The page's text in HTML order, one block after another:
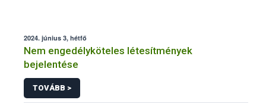
2024. június 3, hétfő
Nem engedélyköteles létesítmények
bejelentése
TOVÁBB >